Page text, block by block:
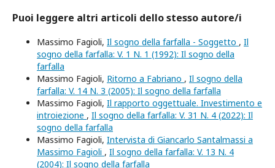
Puoi leggere altri articoli dello stesso autore/i
Massimo Fagioli, Il sogno della farfalla - Soggetto , Il
sogno della farfalla: V. 1 N. 1 (1992): Il sogno della
farfalla
Massimo Fagioli, Ritorno a Fabriano , Il sogno della
farfalla: V. 14 N. 3 (2005): Il sogno della farfalla
Massimo Fagioli, Il rapporto oggettuale. Investimento e
introiezione , Il sogno della farfalla: V. 31 N. 4 (2022): Il
sogno della farfalla
Massimo Fagioli, Intervista di Giancarlo Santalmassi a
Massimo Fagioli , Il sogno della farfalla: V. 13 N. 4
(2004): Il sogno della farfalla